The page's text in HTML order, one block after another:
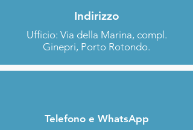
Indirizzo
Ufficio: Via della Marina, compl.
Ginepri, Porto Rotondo.
Telefono e WhatsApp